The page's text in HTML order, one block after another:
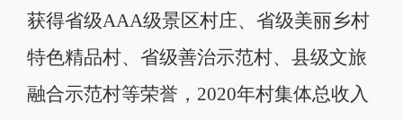
获得省级AAA级景区村庄、省级美丽乡村
特色精品村、省级善治示范村、县级文旅
融合示范村等荣誉，2020年村集体总收入